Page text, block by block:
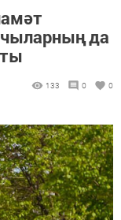
да
133 0 0